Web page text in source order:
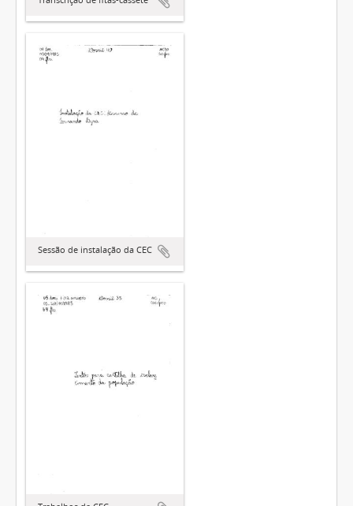
Sessão de instalação da CEC